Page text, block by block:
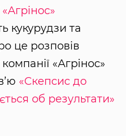
«Агрінос»
кукурудзи та
це розповів
«Агрінос»
«Скепсис до
об результати»